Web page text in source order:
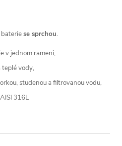
se sprchou.
v jednom rameni,
teplé vody,
studenou a filtrovanou vodu,
316L